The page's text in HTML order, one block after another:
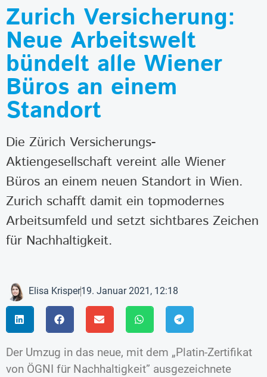
Zurich Versicherung:
Neue Arbeitswelt
bündelt alle Wiener
Büros an einem
Standort
Die Zürich Versicherungs-
Aktiengesellschaft vereint alle Wiener
Büros an einem neuen Standort in Wien.
Zurich schafft damit ein topmodernes
Arbeitsumfeld und setzt sichtbares Zeichen
für Nachhaltigkeit.
Elisa Krisper19. Januar 2021, 12:18
Der Umzug in das neue, mit dem „Platin-Zertifikat
von ÖGNI für Nachhaltigkeit” ausgezeichnete